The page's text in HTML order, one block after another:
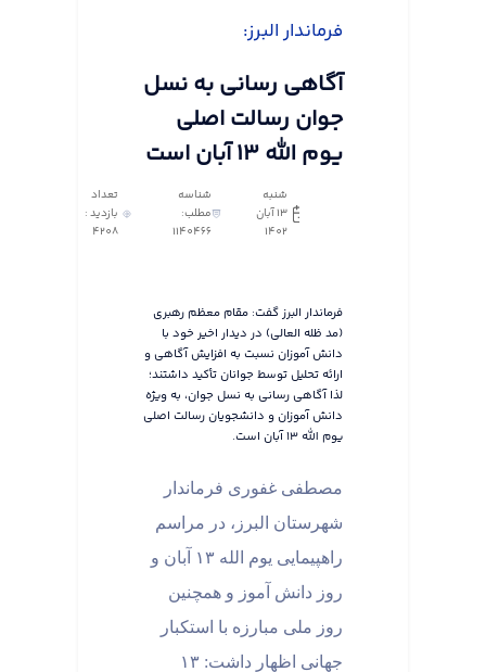
فرماندار البرز:
آگاهی رسانی به نسل
جوان رسالت اصلی
یوم الله ۱۳ آبان است
شنبه
13 آبان
1402
شناسه
مطلب:
1140466
تعداد
بازدید :
4208
فرماندار البرز گفت: مقام معظم رهبری
(مد ظله العالی) در دیدار اخیر خود با
دانش آموزان نسبت به افزایش آگاهی و
ارائه تحلیل توسط جوانان تأکید داشتند؛
لذا آگاهی رسانی به نسل جوان، به ویژه
دانش آموزان و دانشجویان رسالت اصلی
یوم الله ۱۳ آبان است.
مصطفی غفوری فرماندار
شهرستان البرز، در مراسم
راهپیمایی یوم الله ۱۳ آبان و
روز دانش آموز و همچنین
روز ملی مبارزه با استکبار
جهانی اظهار داشت: ۱۳